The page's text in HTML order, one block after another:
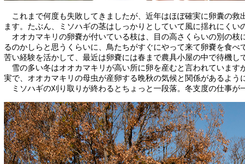
これまで何度も失敗してきましたが、近年はほぼ確実に卵囊の救
ます。たぶん、ミソハギの茎はしっかりとしていて風に揺れにく
オオカマキリの卵嚢が付いている枝は、目の高さくらいの別の枝
るのかしらと思うくらいに、鳥たちがすぐにやって来て卵嚢を食
苦い経験を活かして、最近は卵嚢には春まで農具小屋の中で待機
雪の多い冬はオオカマキリが高い所に卵を産むと言われています
実で、オオカマキリの母虫が産卵する晩秋の気候と関係があるよう
ミソハギの刈り取りが終わるとちょっと一段落。冬支度の仕事が